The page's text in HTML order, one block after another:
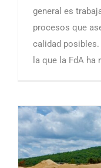
general es
procesos que
calidad
la que la FdA ha